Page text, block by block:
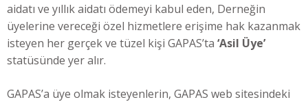
aidatı ve yıllık aidatı ödemeyi kabul eden, Derneğin
üyelerine vereceği özel hizmetlere erişime hak kazanmak
isteyen her gerçek ve tüzel kişi GAPAS’ta ‘Asil Üye’
statüsünde yer alır.
GAPAS’a üye olmak isteyenlerin, GAPAS web sitesindeki